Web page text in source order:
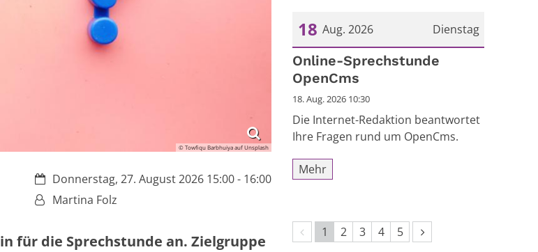
© Towfiqu Barbhuiya auf Unsplash
Datum:Donnerstag, 27. August 2026 15:00 - 16:00
Von:Martina Folz
für die Sprechstunde an. Zielgruppe
Dienstag
18 Aug. 2026
Datum: 18. August 2026
Online-Sprechstunde
OpenCms
18. Aug. 2026 10:30
Die Internet-Redaktion beantwortet
Ihre Fragen rund um OpenCms.
Mehr
Vorherige Seite
1 2 3 4 5 Nächste Seite